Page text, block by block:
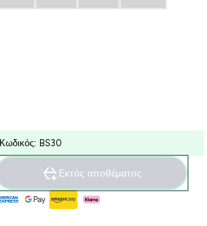
Κωδικός: BS30
Εκτός αποθέματος